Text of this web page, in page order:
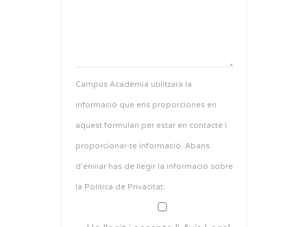
Campus Acadèmia utilitzarà la
informació que ens proporciones en
aquest formulari per estar en contacte i
proporcionar-te informació. Abans
d'enviar has de llegir la informació sobre
la Política de Privacitat: